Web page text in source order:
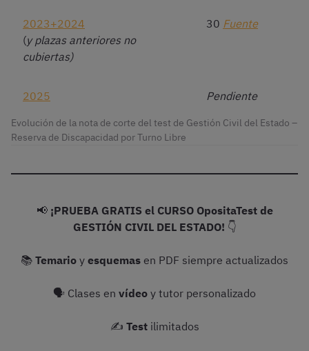
2023+2024
(y plazas anteriores no
cubiertas)
30 Fuente
2025 Pendiente
Evolución de la nota de corte del test de Gestión Civil del Estado –
Reserva de Discapacidad por Turno Libre
📢 ¡PRUEBA GRATIS el CURSO OpositaTest de
GESTIÓN CIVIL DEL ESTADO! 👇
📚 Temario y esquemas en PDF siempre actualizados
🗣 Clases en vídeo y tutor personalizado
✍️ Testilimitados